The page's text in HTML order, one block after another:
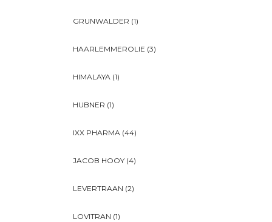
GRUNWALDER (1)
HAARLEMMEROLIE (3)
HIMALAYA (1)
HUBNER (1)
IXX PHARMA (44)
JACOB HOOY (4)
LEVERTRAAN (2)
LOVITRAN (1)